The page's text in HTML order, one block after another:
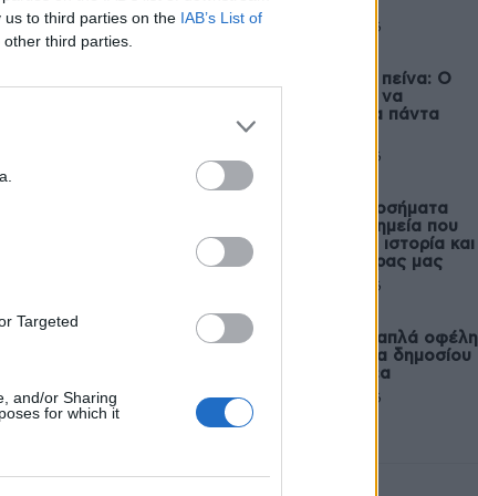
to third parties on the IAB’s List of
third parties.
Targeted
and/or Sharing
for which it
–
του
27 Φεβρουαρίου 2026
Μεταπροπονητική πείνα: Ο
λόγος που θέλεις να
καταβροχθίσεις τα πάντα
μετά την άσκηση
27 Φεβρουαρίου 2026
Ωρίων – Σπάνια νοσήματα
συνδέονται με μνημεία που
διαμόρφωσαν την ιστορία και
το πνεύμα της χώρας μας
27 Φεβρουαρίου 2026
Γεωργιάδης: Πολλαπλά οφέλη
από τη συνεργασία δημοσίου
και ιδιωτικού τομέα
27 Φεβρουαρίου 2026